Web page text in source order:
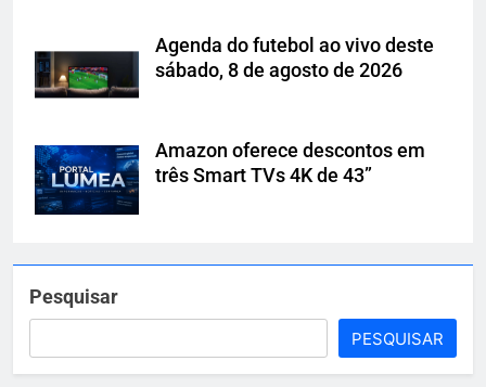
Agenda do futebol ao vivo deste
sábado, 8 de agosto de 2026
Amazon oferece descontos em
três Smart TVs 4K de 43”
Pesquisar
PESQUISAR